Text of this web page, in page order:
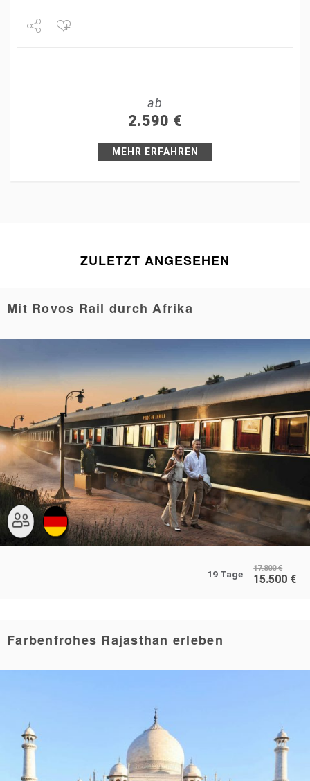
für…
ab
2.590 €
MEHR ERFAHREN
ZULETZT ANGESEHEN
Mit Rovos Rail durch Afrika
19 Tage
17.800 €
15.500 €
Farbenfrohes Rajasthan erleben